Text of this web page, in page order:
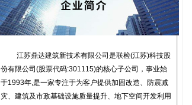
江苏鼎达建筑新技术有限公司是联检(江苏)科技股
份有限公司(股票代码:301115)的核心子公司，事业始
于1993年,是一家专注于为客户提供加固改造、防震减
灾、建筑及市政基础设施质量提升、地下空间开发利用